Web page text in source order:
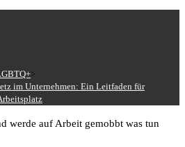
>
im Unternehmen: Ein Leitfaden für